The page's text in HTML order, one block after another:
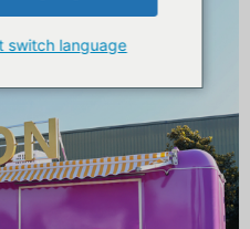
switch language